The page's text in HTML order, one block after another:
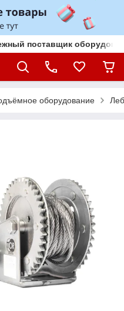
поставщик
оборудование